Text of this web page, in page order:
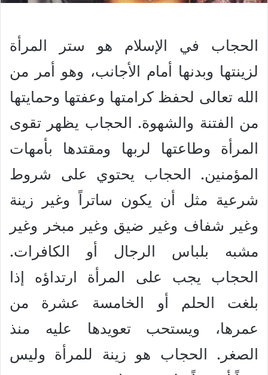
الحجاب في الإسلام هو ستر المرأة
لزينتها وبدنها أمام الأجانب، وهو أمر من
الله تعالى لحفظ كرامتها وعفتها وحمايتها
من الفتنة والشهوة. الحجاب يظهر تقوى
المرأة وطاعتها لربها ومقتدها بأمهات
المؤمنين. الحجاب يحتوي على شروط
شرعية مثل أن يكون ساتراً وغير زينة
وغير شفاف وغير ضيق وغير مبخر وغير
مشبه بلباس الرجال أو الكافرات.
الحجاب يجب على المرأة ارتداؤه إذا
بلغت الحلم أو الخامسة عشرة من
عمرها، ويستحب تعويدها عليه منذ
الصغر. الحجاب هو زينة للمرأة وليس